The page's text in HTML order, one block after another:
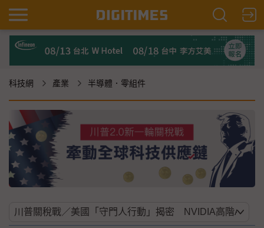
科技網 產業 半導體．零組件